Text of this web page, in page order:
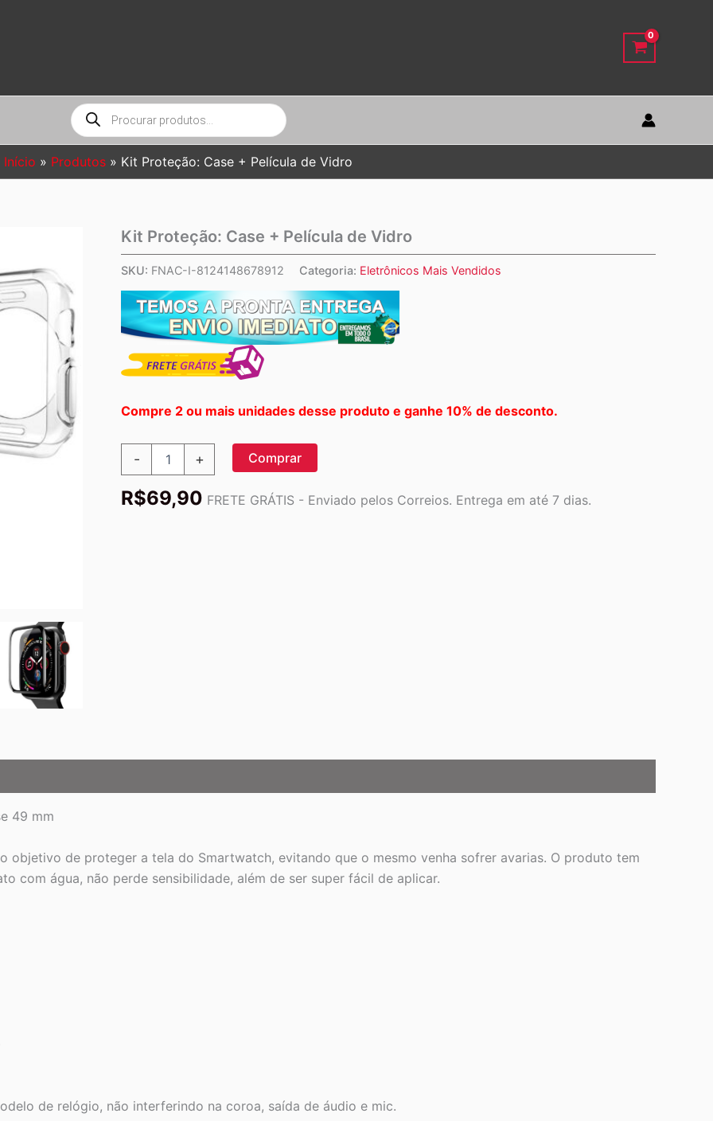
Pesquisar
produtos
Início Produtos Kit Proteção: Case + Película de Vidro
Kit Proteção: Case + Película de Vidro
SKU: FNAC-I-8124148678912 Categoria: Eletrônicos Mais Vendidos
Compre 2 ou mais unidades desse produto e ganhe 10% de desconto.
-
Proteção:
+
+ Comprar
R$69,90 FRETE GRÁTIS - Enviado pelos Correios. Entrega em até 7 dias.
49 mm
objetivo de proteger a tela do Smartwatch, evitando que o mesmo venha sofrer avarias. O produto tem
com água, não perde sensibilidade, além de ser super fácil de aplicar.
de relógio, não interferindo na coroa, saída de áudio e mic.